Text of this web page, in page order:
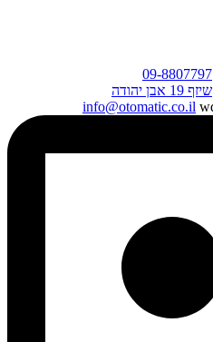
09-8807797
שיזף 19 אבן יהודה
info@otomatic.co.il